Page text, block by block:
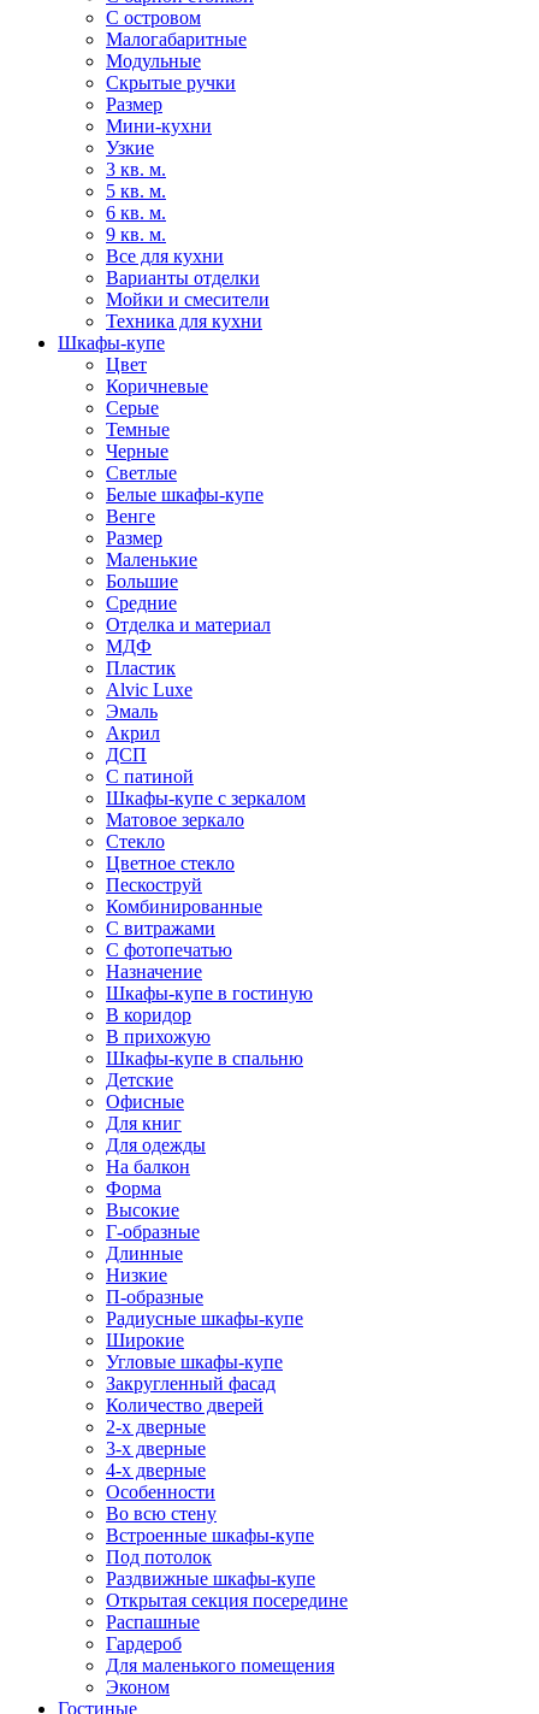
С островом
Малогабаритные
Модульные
Скрытые ручки
Размер
Мини-кухни
Узкие
3 кв. м.
5 кв. м.
6 кв. м.
9 кв. м.
Все для кухни
Варианты отделки
Мойки и смесители
Техника для кухни
Шкафы-купе
Цвет
Коричневые
Серые
Темные
Черные
Светлые
Белые шкафы-купе
Венге
Размер
Маленькие
Большие
Средние
Отделка и материал
МДФ
Пластик
Alvic Luxe
Эмаль
Акрил
ДСП
С патиной
Шкафы-купе с зеркалом
Матовое зеркало
Стекло
Цветное стекло
Пескоструй
Комбинированные
С витражами
С фотопечатью
Назначение
Шкафы-купе в гостиную
В коридор
В прихожую
Шкафы-купе в спальню
Детские
Офисные
Для книг
Для одежды
На балкон
Форма
Высокие
Г-образные
Длинные
Низкие
П-образные
Радиусные шкафы-купе
Широкие
Угловые шкафы-купе
Закругленный фасад
Количество дверей
2-х дверные
3-х дверные
4-х дверные
Особенности
Во всю стену
Встроенные шкафы-купе
Под потолок
Раздвижные шкафы-купе
Открытая секция посередине
Распашные
Гардероб
Для маленького помещения
Эконом
Гостиные